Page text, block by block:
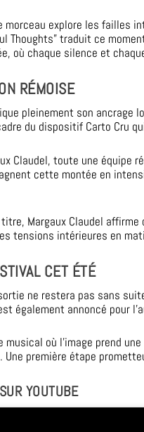
explore les failles
Thoughts” traduit ce
où chaque silence et
RÉMOISE
pleinement son ancrage
du dispositif Carto Cru
Claudel, toute une équipe
cette montée en
Margaux Claudel
tensions intérieures en
CET ÉTÉ
ne restera pas sans
également annoncé pour
musical où l’image prend
première étape
YOUTUBE